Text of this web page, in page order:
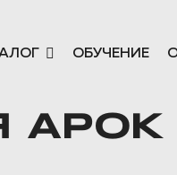
ОБУЧЕНИЕ